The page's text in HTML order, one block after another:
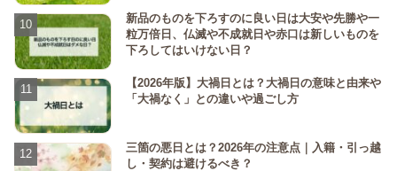
新品のものを下ろすのに良い日は大安や先勝や一
粒万倍日、仏滅や不成就日や赤口は新しいものを
下ろしてはいけない日？
【2026年版】大禍日とは？大禍日の意味と由来や
「大禍なく」との違いや過ごし方
三箇の悪日とは？2026年の注意点｜入籍・引っ越
し・契約は避けるべき？